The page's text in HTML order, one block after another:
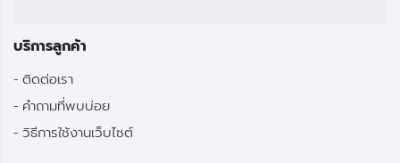
บริการลูกค้า
ติดต่อเรา
คำถามที่พบบ่อย
วิธีการใช้งานเว็บไซต์